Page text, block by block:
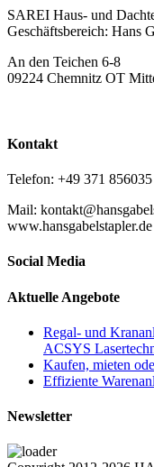
SAREI Haus- und
Geschäftsbereich: Hans
An den Teichen 6-8
09224 Chemnitz OT
Kontakt
Telefon: +49 371 856035
Mail:
www.hansgabelstapler.de
Social Media
Aktuelle Angebote
Regal- und
ACSYS
Kaufen, mieten
Effiziente
Newsletter